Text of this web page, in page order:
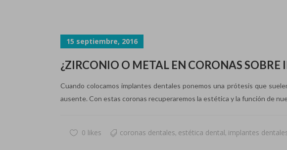
15 septiembre, 2016
¿ZIRCONIO O METAL EN CORONAS SOBRE
Cuando colocamos implantes dentales ponemos una prótesis que
ausente. Con estas coronas recuperaremos la estética y la función de
0 likes coronas dentales, estética dental, implantes